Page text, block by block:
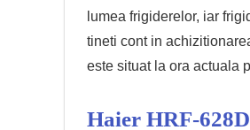
lumea frigiderelor, iar
tineti cont in
este situat la ora actuala
Haier HRF-